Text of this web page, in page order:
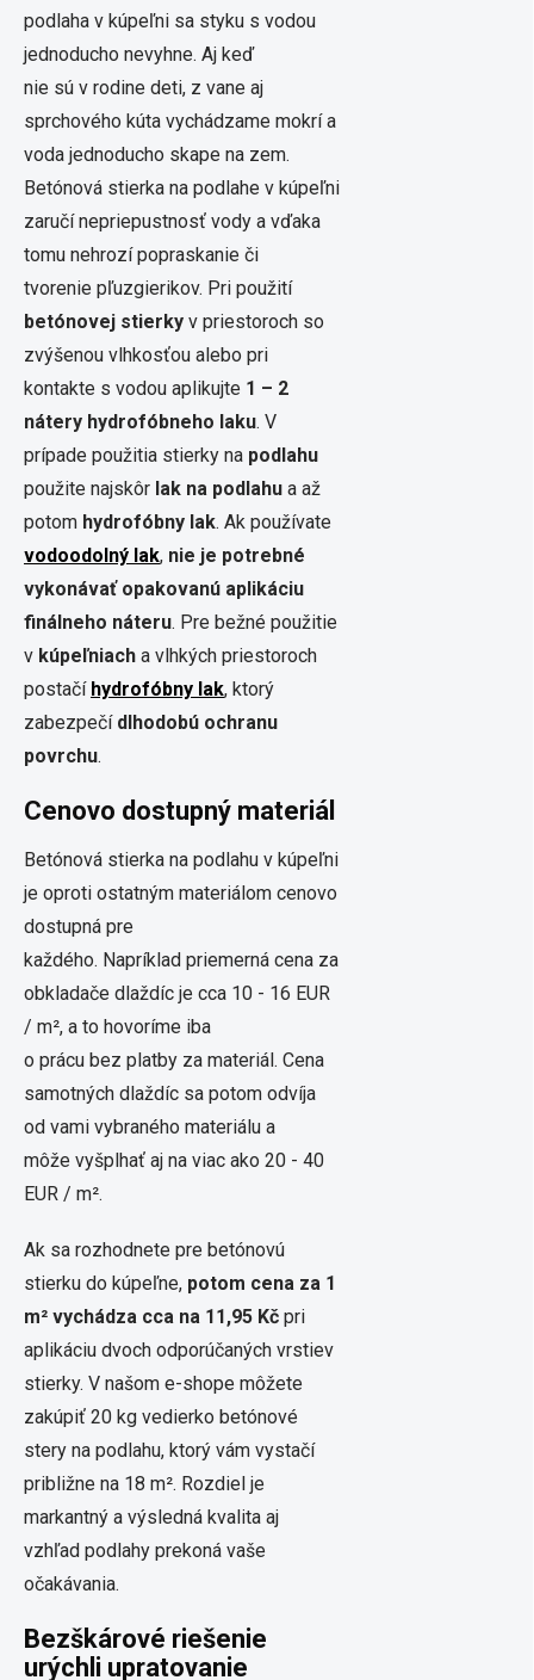
podlaha v kúpeľni sa styku s vodou
jednoducho nevyhne. Aj keď
nie sú v rodine deti, z vane aj
sprchového kúta vychádzame mokrí a
voda jednoducho skape na zem.
Betónová stierka na podlahe v kúpeľni
zaručí nepriepustnosť vody a vďaka
tomu nehrozí popraskanie či
tvorenie pľuzgierikov. Pri použití
betónovej stierky v priestoroch so
zvýšenou vlhkosťou alebo pri
kontakte s vodou aplikujte 1 – 2
nátery hydrofóbneho laku. V
prípade použitia stierky na podlahu
použite najskôr lak na podlahu a až
potom hydrofóbny lak. Ak používate
vodoodolný lak, nie je potrebné
vykonávať opakovanú aplikáciu
finálneho náteru. Pre bežné použitie
v kúpeľniach a vlhkých priestoroch
postačí hydrofóbny lak, ktorý
zabezpečí dlhodobú ochranu
povrchu.
Cenovo dostupný materiál
Betónová stierka na podlahu v kúpeľni
je oproti ostatným materiálom cenovo
dostupná pre
každého. Napríklad priemerná cena za
obkladače dlaždíc je cca 10 - 16 EUR
/ m², a to hovoríme iba
o prácu bez platby za materiál. Cena
samotných dlaždíc sa potom odvíja
od vami vybraného materiálu a
môže vyšplhať aj na viac ako 20 - 40
EUR / m².
Ak sa rozhodnete pre betónovú
stierku do kúpeľne, potom cena za 1
m² vychádza cca na 11,95 Kč pri
aplikáciu dvoch odporúčaných vrstiev
stierky. V našom e-shope môžete
zakúpiť 20 kg vedierko betónové
stery na podlahu, ktorý vám vystačí
približne na 18 m². Rozdiel je
markantný a výsledná kvalita aj
vzhľad podlahy prekoná vaše
očakávania.
Bezškárové riešenie
urýchli upratovanie